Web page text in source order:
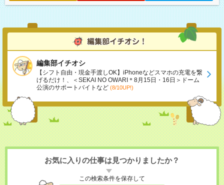
編集部イチオシ
【シフト自由・現金手渡しOK】iPhoneなどスマホの充電を繋
げるだけ！、＜SEKAI NO OWARI＊8月15日・16日＞ドーム
公演のサポートバイトなど (8/10UP!)
お気に入りの仕事は見つかりましたか？
この検索条件を保存して